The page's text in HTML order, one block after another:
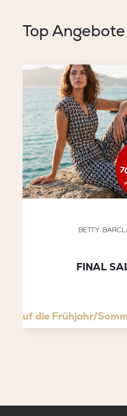
Top Angebote
FINAL
auf die Frühjahr/